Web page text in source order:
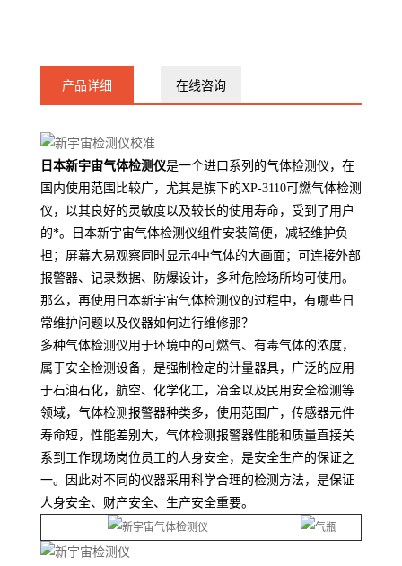
产品详细 在线咨询
日本新宇宙气体检测仪是一个进口系列的气体检测仪，在
国内使用范围比较广，尤其是旗下的XP-3110可燃气体检测
仪，以其良好的灵敏度以及较长的使用寿命，受到了用户
的*。日本新宇宙气体检测仪组件安装简便，减轻维护负
担；屏幕大易观察同时显示4中气体的大画面；可连接外部
报警器、记录数据、防爆设计，多种危险场所均可使用。
那么，再使用日本新宇宙气体检测仪的过程中，有哪些日
常维护问题以及仪器如何进行维修那？
多种气体检测仪用于环境中的可燃气、有毒气体的浓度，
属于安全检测设备，是强制检定的计量器具，广泛的应用
于石油石化，航空、化学化工，冶金以及民用安全检测等
领域，气体检测报警器种类多，使用范围广，传感器元件
寿命短，性能差别大， 气体检测报警器性能和质量直接关
系到工作现场岗位员工的人身安全，是安全生产的保证之
一。因此对不同的仪器采用科学合理的检测方法，是保证
人身安全、财产安全、生产安全重要。